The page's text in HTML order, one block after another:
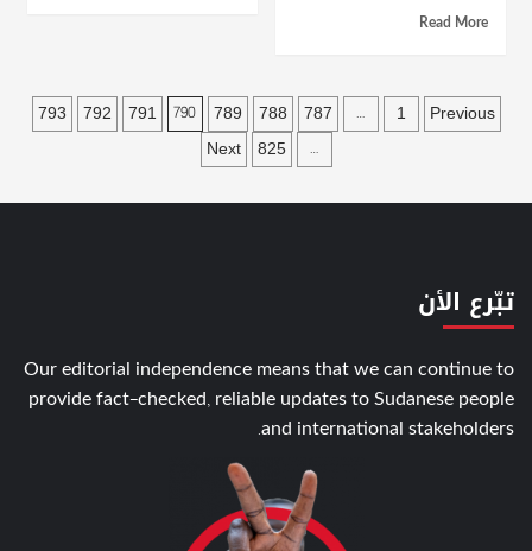
Read More
Posts
pagination
Previous
1
…
787
788
789
790
791
792
793
…
825
Next
تبّرع الأن
Our editorial independence means that we can continue to
provide fact-checked, reliable updates to Sudanese people
and international stakeholders.